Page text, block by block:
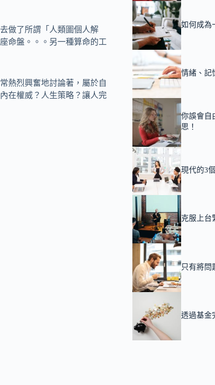
做了所謂「人類圖個人解
命盤。。。另一種算命的工
熱烈興奮地討論著，屬於自
在權威？人生策略？讓人完
如何成為
情緒、記
你誤會自
思！
現代的3
克服上台
只有將問
透過基金